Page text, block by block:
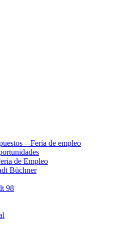
– Feria de empleo
de Empleo
Büchner
98